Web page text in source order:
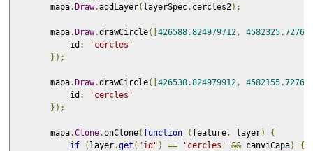
        mapa
.Draw.addLayer( layerSpec. cercles2);
        mapa
.Draw.drawCircle([426588.824979712 ,
            id
:
'cercles'
});
        mapa
.Draw.drawCircle([426538.824979912 ,
            id
:
'cercles'
});
        mapa
.Clone.onClone( function ( feature , layer)
{
if
( layer.get ( "id" ) == 'cercles' && canviCapa)
{